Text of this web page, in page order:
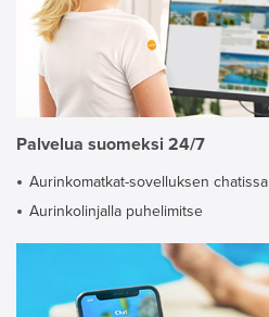
Palvelua suomeksi 24/7
Aurinkomatkat-sovelluksen chatissa
Aurinkolinjalla puhelimitse